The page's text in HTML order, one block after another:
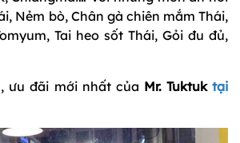
Nẻm bò, Chân gà chiên mắm Thái,
Tai heo sốt Thái, Gỏi đu đủ,
ưu đãi mới nhất của Mr. Tuktuk tại